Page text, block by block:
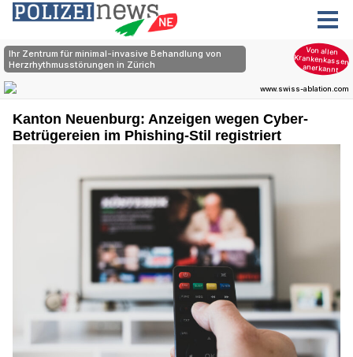
Kanton Neuenburg: Anzeigen wegen Cyber-
Betrügereien im Phishing-Stil registriert